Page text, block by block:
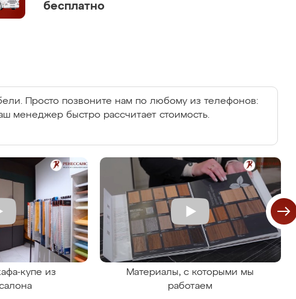
бесплатно
Просто позвоните нам по любому из телефонов:
менеджер быстро рассчитает стоимость.
купе из
Материалы, с которыми мы
работаем